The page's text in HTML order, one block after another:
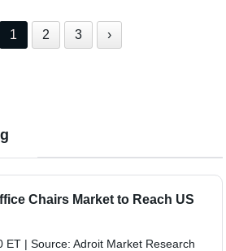
1 2 3 ›
Chairs Market to Reach US
ET | Source: Adroit Market Research